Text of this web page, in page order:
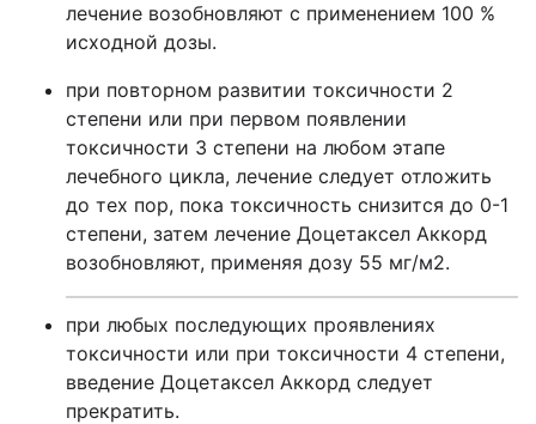
лечение возобновляют с применением 100 %
исходной дозы.
при повторном развитии токсичности 2
степени или при первом появлении
токсичности 3 степени на любом этапе
лечебного цикла, лечение следует отложить
до тех пор, пока токсичность снизится до 0-1
степени, затем лечение Доцетаксел Аккорд
возобновляют, применяя дозу 55 мг/м2.
при любых последующих проявлениях
токсичности или при токсичности 4 степени,
введение Доцетаксел Аккорд следует
прекратить.